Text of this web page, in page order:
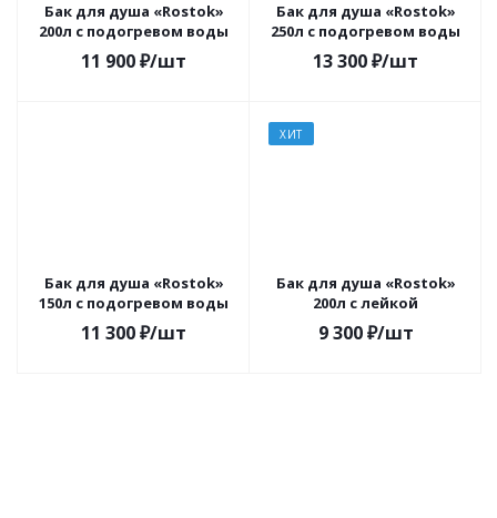
Бак для душа «Rostok»
200л с подогревом воды
11 900₽/шт
Бак для душа «Rostok»
250л с подогревом воды
13 300₽/шт
Бак для душа «Rostok»
150л с подогревом воды
11 300₽/шт
ХИТ
Бак для душа «Rostok»
200л с лейкой
9 300₽/шт